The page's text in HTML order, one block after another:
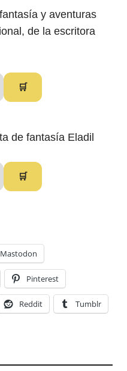
🛒
🛒
Mastodon
Pinterest
Reddit Tumblr